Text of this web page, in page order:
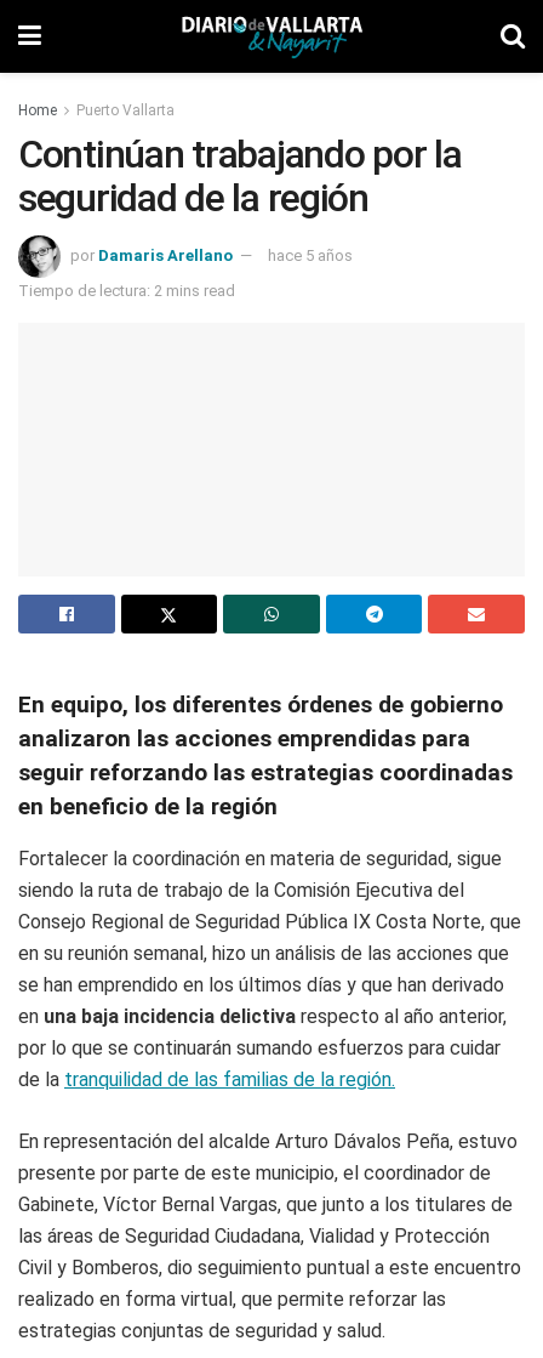
Home Puerto Vallarta
Continúan trabajando por la
seguridad de la región
por Damaris Arellano
hace 5 años
Tiempo de lectura: 2 mins read
En equipo, los diferentes órdenes de gobierno
analizaron las acciones emprendidas para
seguir reforzando las estrategias coordinadas
en beneficio de la región
Fortalecer la coordinación en materia de seguridad, sigue
siendo la ruta de trabajo de la Comisión Ejecutiva del
Consejo Regional de Seguridad Pública IX Costa Norte, que
en su reunión semanal, hizo un análisis de las acciones que
se han emprendido en los últimos días y que han derivado
en una baja incidencia delictiva respecto al año anterior,
por lo que se continuarán sumando esfuerzos para cuidar
de la tranquilidad de las familias de la región.
En representación del alcalde Arturo Dávalos Peña, estuvo
presente por parte de este municipio, el coordinador de
Gabinete, Víctor Bernal Vargas, que junto a los titulares de
las áreas de Seguridad Ciudadana, Vialidad y Protección
Civil y Bomberos, dio seguimiento puntual a este encuentro
realizado en forma virtual, que permite reforzar las
estrategias conjuntas de seguridad y salud.